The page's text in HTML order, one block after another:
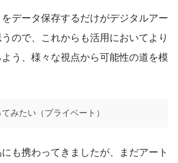
データ保存するだけがデジタルアー
ので、これからも活用においてより
う、様々な視点から可能性の道を模
みたい（プライベート）
も携わってきましたが、まだアート